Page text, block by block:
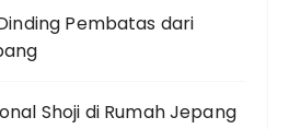
Pembatas dari
Shoji di Rumah Jepang